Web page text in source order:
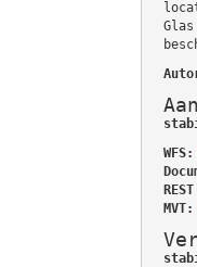
WFS:
MVT: